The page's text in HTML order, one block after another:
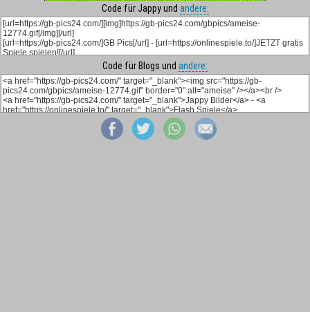
Code für Jappy und andere:
Code für Blogs und andere: